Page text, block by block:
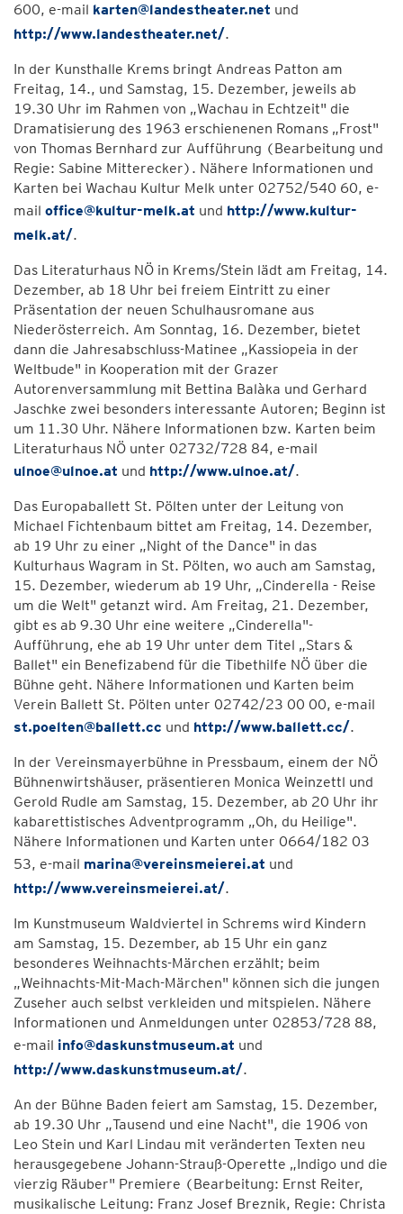
600, e-mail karten@landestheater.net und
http://www.landestheater.net/.
In der Kunsthalle Krems bringt Andreas Patton am
Freitag, 14., und Samstag, 15. Dezember, jeweils ab
19.30 Uhr im Rahmen von „Wachau in Echtzeit" die
Dramatisierung des 1963 erschienenen Romans „Frost"
von Thomas Bernhard zur Aufführung (Bearbeitung und
Regie: Sabine Mitterecker). Nähere Informationen und
Karten bei Wachau Kultur Melk unter 02752/540 60, e-
mail office@kultur-melk.at und http://www.kultur-
melk.at/.
Das Literaturhaus NÖ in Krems/Stein lädt am Freitag, 14.
Dezember, ab 18 Uhr bei freiem Eintritt zu einer
Präsentation der neuen Schulhausromane aus
Niederösterreich. Am Sonntag, 16. Dezember, bietet
dann die Jahresabschluss-Matinee „Kassiopeia in der
Weltbude" in Kooperation mit der Grazer
Autorenversammlung mit Bettina Balàka und Gerhard
Jaschke zwei besonders interessante Autoren; Beginn ist
um 11.30 Uhr. Nähere Informationen bzw. Karten beim
Literaturhaus NÖ unter 02732/728 84, e-mail
ulnoe@ulnoe.at und http://www.ulnoe.at/.
Das Europaballett St. Pölten unter der Leitung von
Michael Fichtenbaum bittet am Freitag, 14. Dezember,
ab 19 Uhr zu einer „Night of the Dance" in das
Kulturhaus Wagram in St. Pölten, wo auch am Samstag,
15. Dezember, wiederum ab 19 Uhr, „Cinderella - Reise
um die Welt" getanzt wird. Am Freitag, 21. Dezember,
gibt es ab 9.30 Uhr eine weitere „Cinderella"-
Aufführung, ehe ab 19 Uhr unter dem Titel „Stars &
Ballet" ein Benefizabend für die Tibethilfe NÖ über die
Bühne geht. Nähere Informationen und Karten beim
Verein Ballett St. Pölten unter 02742/23 00 00, e-mail
st.poelten@ballett.cc und http://www.ballett.cc/.
In der Vereinsmayerbühne in Pressbaum, einem der NÖ
Bühnenwirtshäuser, präsentieren Monica Weinzettl und
Gerold Rudle am Samstag, 15. Dezember, ab 20 Uhr ihr
kabarettistisches Adventprogramm „Oh, du Heilige".
Nähere Informationen und Karten unter 0664/182 03
53, e-mail marina@vereinsmeierei.at und
http://www.vereinsmeierei.at/.
Im Kunstmuseum Waldviertel in Schrems wird Kindern
am Samstag, 15. Dezember, ab 15 Uhr ein ganz
besonderes Weihnachts-Märchen erzählt; beim
„Weihnachts-Mit-Mach-Märchen" können sich die jungen
Zuseher auch selbst verkleiden und mitspielen. Nähere
Informationen und Anmeldungen unter 02853/728 88,
e-mail info@daskunstmuseum.at und
http://www.daskunstmuseum.at/.
An der Bühne Baden feiert am Samstag, 15. Dezember,
ab 19.30 Uhr „Tausend und eine Nacht", die 1906 von
Leo Stein und Karl Lindau mit veränderten Texten neu
herausgegebene Johann-Strauß-Operette „Indigo und die
vierzig Räuber" Premiere (Bearbeitung: Ernst Reiter,
musikalische Leitung: Franz Josef Breznik, Regie: Christa